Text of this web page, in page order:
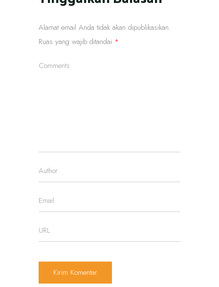
Alamat email Anda tidak akan dipublikasikan.
Ruas yang wajib ditandai *